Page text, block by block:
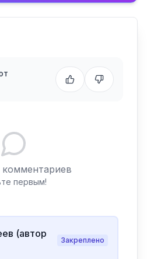
первым!
(автор
Закреплено